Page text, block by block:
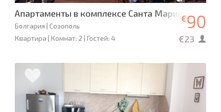
Апартаменты в комплексе Санта Марина
Болгария | Созополь
Квартира | Комнат: 2 | Гостей: 4
€90
€23